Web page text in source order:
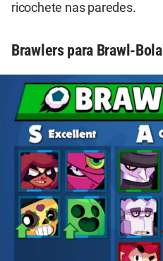
ricochete nas paredes.
Brawlers para Brawl-Bola